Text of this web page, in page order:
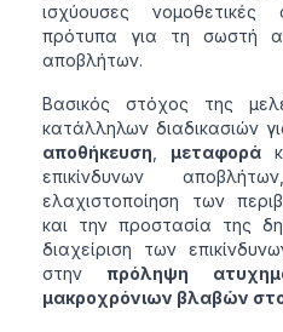
ισχύουσες νομοθετικές
πρότυπα για τη σωστή
αποβλήτων.
Βασικός στόχος της
κατάλληλων διαδικασιών
αποθήκευση
μεταφορά
επικίνδυνων
ελαχιστοποίηση των
και την προστασία της
διαχείριση των
στηνπρόληψη
μακροχρόνιων βλαβών